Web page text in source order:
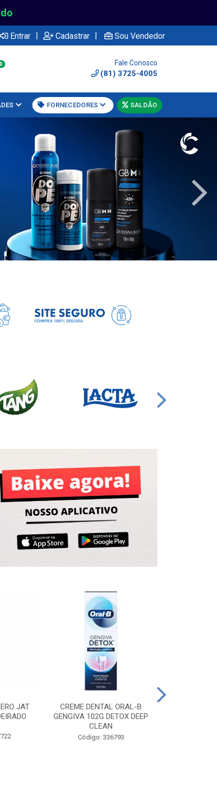
Entrar | Cadastrar | Sou Vendedor
0 Fale Conosco
(81) 3725-4005
FORNECEDORES SALDÃO
JAT
CREME DENTAL ORAL-B
GENGIVA 102G DETOX DEEP
CLEAN
Código: 336793